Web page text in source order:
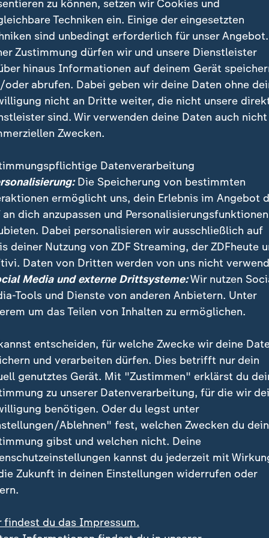
erzeugen - und das wäre
Bundespräsident
würden verunsicherte konservative Bürger, die
der Partei den Staat als Feind erleben.
die Sinnhaftigkeit eines
und Politikwissenschaftler bezweifelten
Erfolg eines Gangs nach Karlsruhe. "Wir sollten
setzen, sondern unsere eigenen Fähigkeiten,
sagte Gauck. Es brauche eine aktivere
Kampf gegen Nationalpopulismus.
der Wähler der AfD sind keine
demokratiefern.
"brauchen wir Beispiele für das Gelingen der
unter die Nase halten müssen", begründet
von Bundestag, Bundesrat oder
beantragt werden.
dem Verfahren nachgewiesen werden, dass sie
die Verfassung vorgeht. Das Bundesamt für
als rechtsextremistischen Verdachtsfall.
zu können, setzen wir Cookies und
Techniken ein. Einige der eingesetzten
sind unbedingt erforderlich für unser
Zustimmung dürfen wir und unsere Dienstleister
hinaus Informationen auf deinem Gerät
oder abrufen. Dabei geben wir deine Daten ohne
nicht an Dritte weiter, die nicht unsere
sind. Wir verwenden deine Daten auch nicht
Zwecken.
Datenverarbeitung
Die Speicherung von bestimmten
ermöglicht uns, dein Erlebnis im Angebot
an dich anzupassen und Personalisierungsfunktionen
Dabei personalisieren wir ausschließlich auf
deiner Nutzung von ZDF Streaming, der ZDFheute
Daten von Dritten werden von uns nicht
Media und externe Drittsysteme:Wir nutzen
Tools und Dienste von anderen Anbietern. Unter
um das Teilen von Inhalten zu ermöglichen.
entscheiden, für welche Zwecke wir deine
und verarbeiten dürfen. Dies betrifft nur dein
genutztes Gerät. Mit "Zustimmen" erklärst du
zu unserer Datenverarbeitung, für die wir
benötigen. Oder du legst unter
Ablehnen" fest, welchen Zwecken du
gibst und welchen nicht. Deine
kannst du jederzeit mit
Zukunft in deinen Einstellungen widerrufen oder
findest du das Impressum.